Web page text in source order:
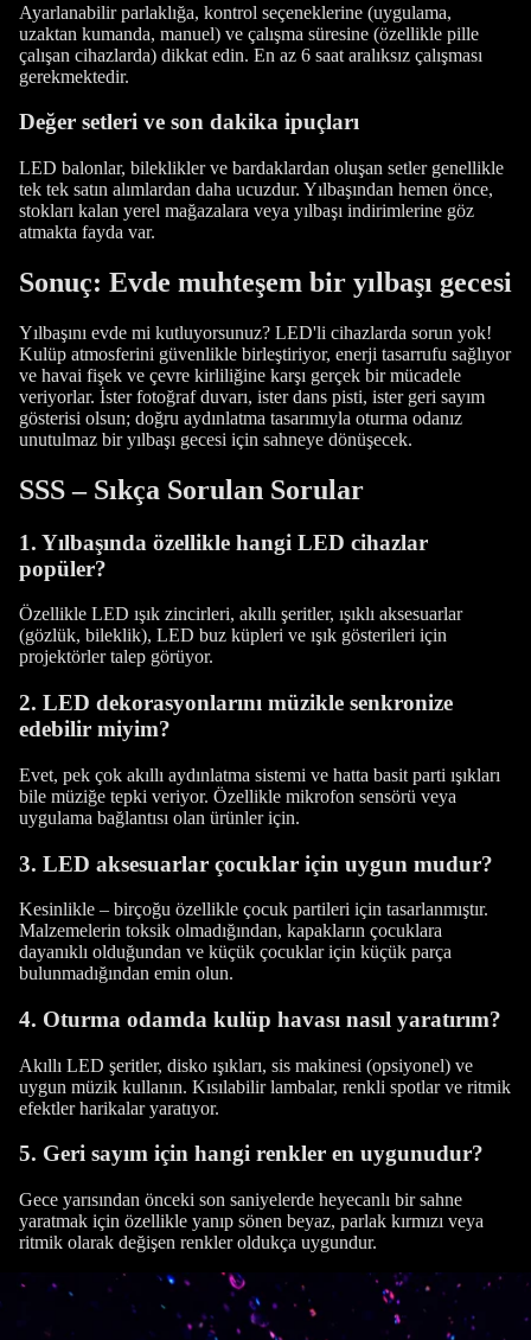
Ayarlanabilir parlaklığa, kontrol seçeneklerine (uygulama,
uzaktan kumanda, manuel) ve çalışma süresine (özellikle pille
çalışan cihazlarda) dikkat edin. En az 6 saat aralıksız çalışması
gerekmektedir.
Değer setleri ve son dakika ipuçları
LED balonlar, bileklikler ve bardaklardan oluşan setler genellikle
tek tek satın alımlardan daha ucuzdur. Yılbaşından hemen önce,
stokları kalan yerel mağazalara veya yılbaşı indirimlerine göz
atmakta fayda var.
Sonuç: Evde muhteşem bir yılbaşı gecesi
Yılbaşını evde mi kutluyorsunuz? LED'li cihazlarda sorun yok!
Kulüp atmosferini güvenlikle birleştiriyor, enerji tasarrufu sağlıyor
ve havai fişek ve çevre kirliliğine karşı gerçek bir mücadele
veriyorlar. İster fotoğraf duvarı, ister dans pisti, ister geri sayım
gösterisi olsun; doğru aydınlatma tasarımıyla oturma odanız
unutulmaz bir yılbaşı gecesi için sahneye dönüşecek.
SSS – Sıkça Sorulan Sorular
1. Yılbaşında özellikle hangi LED cihazlar
popüler?
Özellikle LED ışık zincirleri, akıllı şeritler, ışıklı aksesuarlar
(gözlük, bileklik), LED buz küpleri ve ışık gösterileri için
projektörler talep görüyor.
2. LED dekorasyonlarını müzikle senkronize
edebilir miyim?
Evet, pek çok akıllı aydınlatma sistemi ve hatta basit parti ışıkları
bile müziğe tepki veriyor. Özellikle mikrofon sensörü veya
uygulama bağlantısı olan ürünler için.
3. LED aksesuarlar çocuklar için uygun mudur?
Kesinlikle – birçoğu özellikle çocuk partileri için tasarlanmıştır.
Malzemelerin toksik olmadığından, kapakların çocuklara
dayanıklı olduğundan ve küçük çocuklar için küçük parça
bulunmadığından emin olun.
4. Oturma odamda kulüp havası nasıl yaratırım?
Akıllı LED şeritler, disko ışıkları, sis makinesi (opsiyonel) ve
uygun müzik kullanın. Kısılabilir lambalar, renkli spotlar ve ritmik
efektler harikalar yaratıyor.
5. Geri sayım için hangi renkler en uygunudur?
Gece yarısından önceki son saniyelerde heyecanlı bir sahne
yaratmak için özellikle yanıp sönen beyaz, parlak kırmızı veya
ritmik olarak değişen renkler oldukça uygundur.